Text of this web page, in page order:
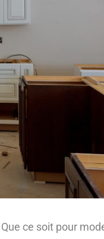
ce soit pour